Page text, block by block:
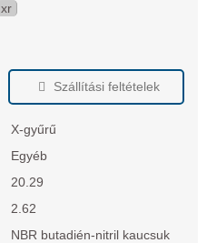
xr
Szállítási feltételek
X-gyűrű
Egyéb
20.29
2.62
NBR butadién-nitril kaucsuk